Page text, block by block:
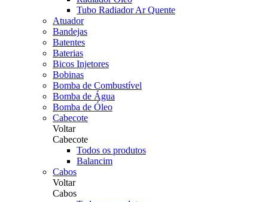
Tubo Radiador Ar Quente
Atuador
Bandejas
Batentes
Baterias
Bicos Injetores
Bobinas
Bomba de Combustível
Bomba de Água
Bomba de Óleo
Cabecote
Voltar
Cabecote
Todos os produtos
Balancim
Cabos
Voltar
Cabos